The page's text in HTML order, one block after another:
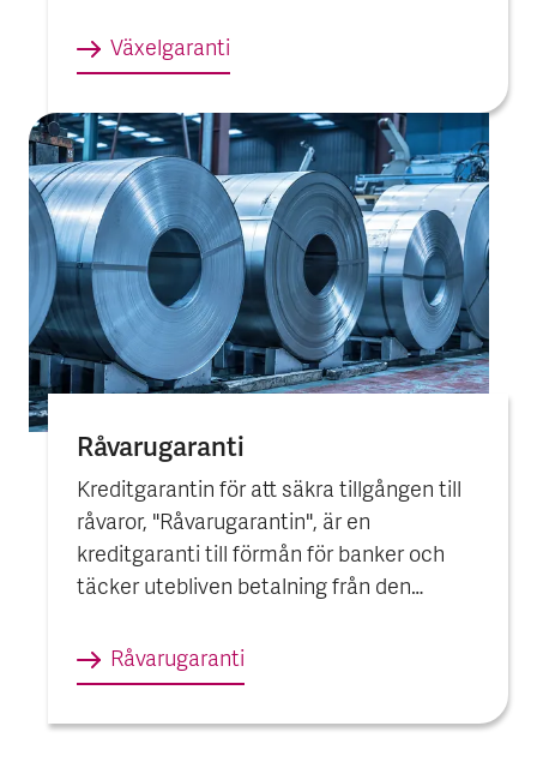
Växelgaranti
Råvarugaranti
Kreditgarantin för att säkra tillgången till
råvaror, "Råvarugarantin", är en
kreditgaranti till förmån för banker och
täcker utebliven betalning från den
Råvarugaranti